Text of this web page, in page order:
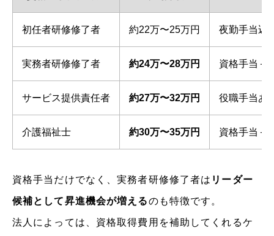
初任者研修修了者 約22万〜25万円 夜勤手当込
実務者研修修了者 約24万〜28万円 資格手当＋
サービス提供責任者 約27万〜32万円 役職手当あ
介護福祉士 約30万〜35万円 資格手当＋
資格手当だけでなく、実務者研修修了者は リーダー
候補として昇進機会が増えるのも特徴です。
法人によっては、資格取得費用を補助してくれるケ